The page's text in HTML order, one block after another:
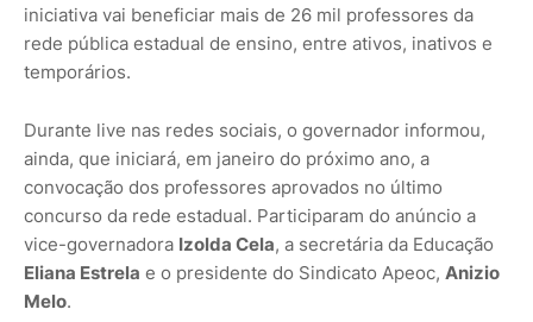
iniciativa vai beneficiar mais de 26 mil professores da
rede pública estadual de ensino, entre ativos, inativos e
temporários.
Durante live nas redes sociais, o governador informou,
ainda, que iniciará, em janeiro do próximo ano, a
convocação dos professores aprovados no último
concurso da rede estadual. Participaram do anúncio a
vice-governadora Izolda Cela, a secretária da Educação
Eliana Estrela e o presidente do Sindicato Apeoc, Anizio
Melo.